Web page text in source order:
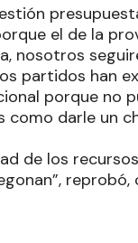
el de la
nosotros
partidos han
porque no
darle un
de los
reprobó,